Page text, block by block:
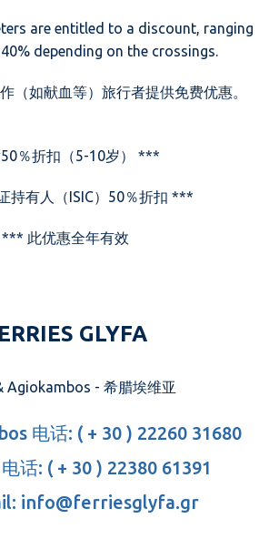
are entitled to a discount, ranging
depending on the crossings.
（如献血等）旅行者提供免费优惠。
50％折扣（5-10岁） ***
持有人（ISIC）50％折扣 ***
*** 此优惠全年有效
GLYFA
Agiokambos - 希腊埃维亚
电话: ( + 30 ) 22260 31680
话: ( + 30 ) 22380 61391
info@ferriesglyfa.gr